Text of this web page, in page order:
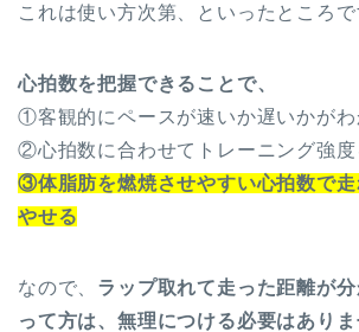
これは使い方次第、といったところで
心拍数を把握できることで、
①客観的にペースが速いか遅いかがわ
②心拍数に合わせてトレーニング強度
③体脂肪を燃焼させやすい心拍数で
やせる
なので、 ラップ取れて走った距離が
って方は、無理につける必要はありま